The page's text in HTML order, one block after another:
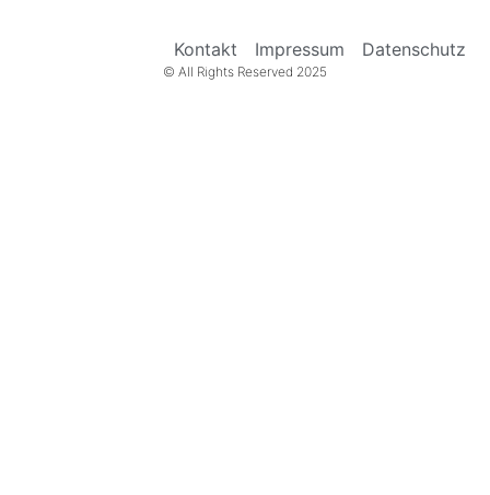
Kontakt Impressum Datenschutz
© All Rights Reserved 2025